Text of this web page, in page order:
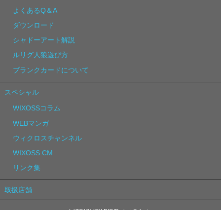
よくあるQ＆A
ダウンロード
シャドーアート解説
ルリグ人狼遊び方
ブランクカードについて
スペシャル
WIXOSSコラム
WEBマンガ
ウィクロスチャンネル
WIXOSS CM
リンク集
取扱店舗